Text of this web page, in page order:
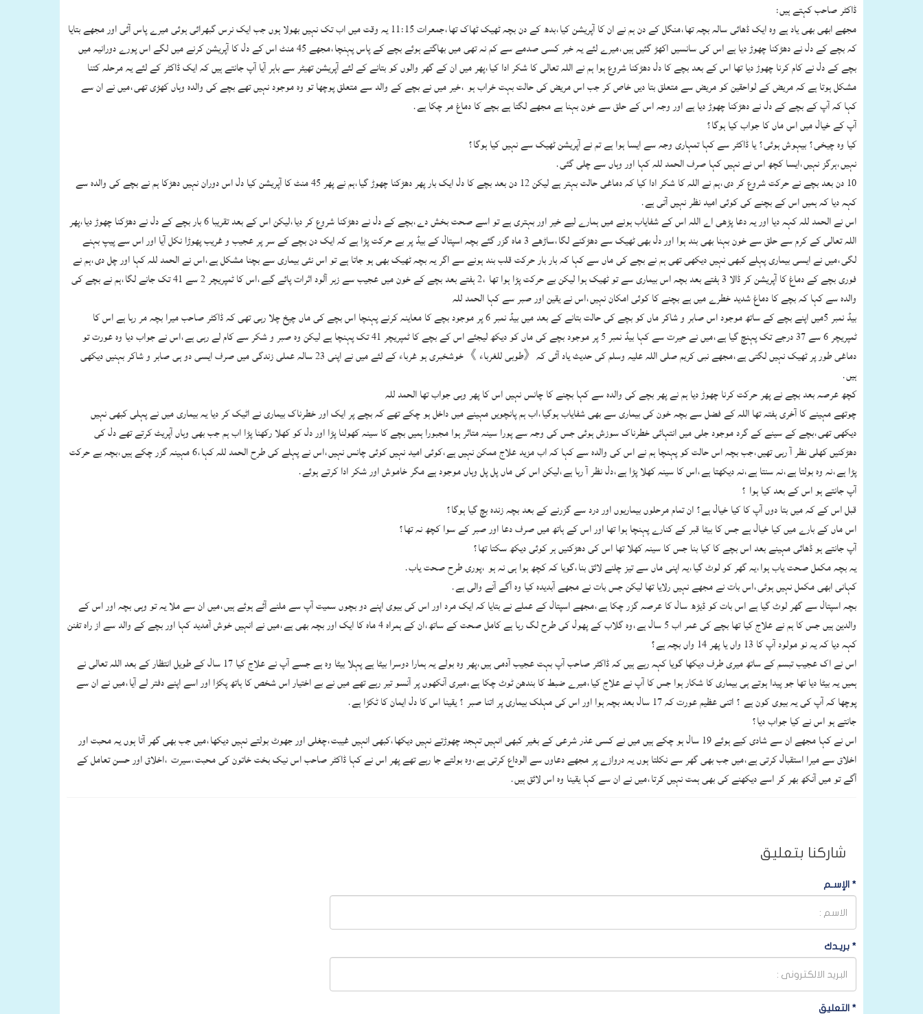
ڈاکٹر صاحب کہتے ہیں:
مجھے ابھی بھی یاد ہے وہ ایک ڈھائی سالہ بچہ تھا،منگل کے دن ہم نے ان کا آپریشن کیا،بدھ کے دن بچہ ٹھیک ٹھاک تھا،جمعرات 11:15 یہ وقت میں اب تک نہیں بھولا ہوں جب ایک نرس گبھرائی ہوئی میرے پاس آئی اور مجھے بتایا
کہ بچے کے دل نے دھڑکنا چھوڑ دیا ہے اس کی سانسیں اکھڑ گئیں ہیں،میرے لئے یہ خبر کسی صدمے سے کم نہ تھی میں بھاگتے ہوئے بچے کے پاس پہنچا،مجھے 45 منٹ اس کے دل کا آپریشن کرنے میں لگے اس پورے دورانیہ میں
بچے کے دل نے کام کرنا چھوڑ دیا تھا اس کے بعد بچے کا دل دھڑکنا شروع ہوا ہم نے اللہ تعالی کا شکر ادا کیا،پھر میں ان کے گھر والوں کو بتانے کے لئے آپریشن تھیٹر سے باہر آیا آپ جانتے ہیں کہ ایک ڈاکٹر کے لئے یہ مرحلہ کتنا
مشکل ہوتا ہے کہ مریض کے لواحقین کو مریض سے متعلق بتا دیں خاص کر جب اس مریض کی حالت بہت خراب ہو ،خیر میں نے بچے کے والد سے متعلق پوچھا تو وہ موجود نہیں تھے بچے کی والدہ وہاں کھڑی تھی،میں نے ان سے
کہا کہ آپ کے بچے کے دل نے دھڑکنا چھوڑ دیا ہے اور وجہ اس کے حلق سے خون بہنا ہے مجھے لگتا ہے بچے کا دماغ مر چکا ہے.
آپ کے خیال میں اس ماں کا جواب کیا ہوگا؟
کیا وہ چیخی؟ بیہوش ہوئی؟ یا ڈاکٹر سے کہا تمہاری وجہ سے ایسا ہوا ہے تم نے آپریشن ٹھیک سے نہیں کیا ہوگا؟
نہیں،ہرگز نہیں،ایسا کچھ اس نے نہیں کہا صرف الحمد للہ کہا اور وہاں سے چلی گئی.
10 دن بعد بچے نے حرکت شروع کر دی،ہم نے اللہ کا شکر ادا کیا کہ دماغی حالت بہتر ہے لیکن 12 دن بعد بچے کا دل ایک بار پھر دھڑکنا چھوڑ گیا،ہم نے پھر 45 منٹ کا آپریشن کیا دل اس دوران نہیں دھڑکا ہم نے بچے کی والدہ سے
کہہ دیا کہ ہمیں اس کے بچنے کی کوئی امید نظر نہیں آتی ہے.
اس نے الحمد للہ کہہ دیا اور یہ دعا پڑھی اے اللہ اس کے شفایاب ہونے میں ہمارے لیے خیر اور بہتری ہے تو اسے صحت بخش دے،بچے کے دل نے دھڑکنا شروع کر دیا،لیکن اس کے بعد تقریبا 6 بار بچے کے دل نے دھڑکنا چھوڑ دیا،پھر
اللہ تعالی کے کرم سے حلق سے خون بہنا بھی بند ہوا اور دل بھی ٹھیک سے دھڑکنے لگا،ساڑھے 3 ماہ گزر گئے بچہ اسپتال کے بیڈ پر بے حرکت پڑا ہے کہ ایک دن بچے کے سر پر عجیب و غریب پھوڑا نکل آیا اور اس سے پیپ بہنے
لگی،میں نے ایسی بیماری پہلے کبھی نہیں دیکھی تھی ہم نے بچے کی ماں سے کہا کہ بار بار حرکت قلب بند ہونے سے اگر یہ بچہ ٹھیک بھی ہو جاتا ہے تو اس نئی بیماری سے بچنا مشکل ہے،اس نے الحمد للہ کہا اور چل دی،ہم نے
فوری بچے کے دماغ کا آپریشن کر ڈالا 3 ہفتے بعد بچہ اس بیماری سے تو ٹھیک ہوا لیکن بے حرکت پڑا ہوا تھا ،2 ہفتے بعد بچے کے خون میں عجیب سے زہر آلود اثرات پائے گیے،اس کا ٹمپریچر 2 سے 41 تک جانے لگا،ہم نے بچے کی
والدہ سے کہا کہ بچے کا دماغ شدید خطرے میں ہے بچنے کا کوئی امکان نہیں،اس نے یقین اور صبر سے کہا الحمد للہ
بیڈ نمبر 5میں اپنے بچے کے ساتھ موجود اس صابر و شاکر ماں کو بچے کی حالت بتانے کے بعد میں بیڈ نمبر 6 پر موجود بچے کا معاینہ کرنے پہنچا اس بچے کی ماں چیخ چلا رہی تھی کہ ڈاکٹر صاحب میرا بچہ مر رہا ہے اس کا
ٹمپریچر 6 سے 37 درجے تک پہنچ گیا ہے،میں نے حیرت سے کہا بیڈ نمبر 5 پر موجود بچے کی ماں کو دیکھ لیجئے اس کے بچے کا ٹمپریچر 41 تک پہنچا ہے لیکن وہ صبر و شکر سے کام لے رہی ہے،اس نے جواب دیا وہ عورت تو
دماغی طور پر ٹھیک نہیں لگتی ہے،مجھے نبی کریم صلی اللہ علیہ وسلم کی حدیث یاد آئی کہ《طوبى للغرباء 》خوشخبری ہو غرباء کے لئے میں نے اپنی 23 سالہ عملی زندگی میں صرف ایسی دو ہی صابر و شاکر بہنیں دیکھی
ہیں.
کچھ عرصہ بعد بچے نے پھر حرکت کرنا چھوڑ دیا ہم نے پھر بچے کی والدہ سے کہا بچنے کا چانس نہیں اس کا پھر وہی جواب تھا الحمد للہ
چوتھے مہینے کا آخری ہفتہ تھا اللہ کے فضل سے بچہ خون کی بیماری سے بھی شفایاب ہوگیا،اب ہم پانچویں مہینے میں داخل ہو چکے تھے کہ بچے پر ایک اور خطرناک بیماری نے اٹیک کر دیا یہ بیماری میں نے پہلی کبھی نہیں
دیکھی تھی،بچے کے سینے کے گرد موجود جلی میں انتہائی خطرناک سوزش ہوئی جس کی وجہ سے پورا سینہ متاثر ہوا مجبورا ہمیں بچے کا سینہ کھولنا پڑا اور دل کو کھلا رکھنا پڑا اب ہم جب بھی وہاں آپریٹ کرتے تھے دل کی
دھڑکنیں کھلی نظر آ رہی تھیں،جب بچہ اس حالت کو پہنچا ہم نے اس کی والدہ سے کہا کہ اب مزید علاج ممکن نہیں ہے،کوئی امید نہیں کوئی چانس نہیں،اس نے پہلے کی طرح الحمد للہ کہا،6 مہینہ گزر چکے ہیں،بچہ بے حرکت
پڑا ہے،نہ وہ بولتا ہے،نہ سنتا ہے،نہ دیکھتا ہے،اس کا سینہ کھلا پڑا ہے،دل نظر آ رہا ہے،لیکن اس کی ماں پل پل وہاں موجود ہے مگر خاموش اور شکر ادا کرتے ہوئے.
آپ جانتے ہو اس کے بعد کیا ہوا ؟
قبل اس کے کہ میں بتا دوں آپ کا کیا خیال ہے؟ ان تمام مرحلوں بیماریوں اور درد سے گزرنے کے بعد بچہ زندہ بچ گیا ہوگا؟
اس ماں کے بارے میں کیا خیال ہے جس کا بیٹا قبر کے کنارے پہنچا ہوا تھا اور اس کے ہاتھ میں صرف دعا اور صبر کے سوا کچھ نہ تھا؟
آپ جانتے ہو ڈھائی مہینے بعد اس بچے کا کیا بنا جس کا سینہ کھلا تھا اس کی دھڑکنیں ہر کوئی دیکھ سکتا تھا؟
یہ بچہ مکمل صحت یاب ہوا،یہ گھر کو لوٹ گیا،یہ اپنی ماں سے تیز چلنے لائق بنا،گویا کہ کچھ ہوا ہی نہ ہو ،پوری طرح صحت یاب.
کہانی ابھی مکمل نہیں ہوئی،اس بات نے مجھے نہیں رلایا تھا لیکن جس بات نے مجھے آبدیدہ کیا وہ آگے آنے والی ہے.
بچہ اسپتال سے گھر لوٹ گیا ہے اس بات کو ڈیڑھ سال کا عرصہ گزر چکا ہے،مجھے اسپتال کے عملے نے بتایا کہ ایک مرد اور اس کی بیوی اپنے دو بچوں سمیت آپ سے ملنے آئے ہوئے ہیں،میں ان سے ملا یہ تو وہی بچہ اور اس کے
والدین ہیں جس کا ہم نے علاج کیا تھا بچے کی عمر اب 5 سال ہے،وہ گلاب کے پھول کی طرح لگ رہا ہے کامل صحت کے ساتھ،ان کے ہمراہ 4 ماہ کا ایک اور بچہ بھی ہے،میں نے انہیں خوش آمدید کہا اور بچے کے والد سے از راہ تفنن
کہہ دیا کہ یہ نو مولود آپ کا 13 واں یا پھر 14 واں بچہ ہے؟
اس نے اک عجیب تبسم کے ساتھ میری طرف دیکھا گویا کہہ رہے ہیں کہ ڈاکٹر صاحب آپ بہت عجیب آدمی ہیں،پھر وہ بولے یہ ہمارا دوسرا بیٹا ہے پہلا بیٹا وہ ہے جسے آپ نے علاج کیا 17 سال کے طویل انتظار کے بعد اللہ تعالی نے
ہمیں یہ بیٹا دیا تھا جو پیدا ہوتے ہی بیماری کا شکار ہوا جس کا آپ نے علاج کیا،میرے ضبط کا بندھن ٹوٹ چکا ہے،میری آنکھوں پر آنسو تیر رہے تھے میں نے بے اختیار اس شخص کا ہاتھ پکڑا اور اسے اپنے دفتر لے آیا،میں نے ان سے
پوچھا کہ آپ کی یہ بیوی کون ہے ؟ اتنی عظیم عورت کہ 17 سال بعد بچہ ہوا اور اس کی مہلک بیماری پر اتنا صبر ؟ یقینا اس کا دل ایمان کا ٹکڑا ہے.
جانتے ہو اس نے کیا جواب دیا؟
اس نے کہا مجھے ان سے شادی کیے ہوئے 19 سال ہو چکے ہیں میں نے کسی عذر شرعی کے بغیر کبھی انہیں تہجد چھوڑتے نہیں دیکھا،کبھی انہیں غیبت،چغلی اور جھوٹ بولتے نہیں دیکھا،میں جب بھی گھر آتا ہوں یہ محبت اور
اخلاق سے میرا استقبال کرتی ہے،میں جب بھی گھر سے نکلتا ہوں یہ دروازے پر مجھے دعاوں سے الوداع کرتی ہے،وہ بولتے جا رہے تھے پھر اس نے کہا ڈاکٹر صاحب اس نیک بخت خاتون کی محبت،سیرت ،اخلاق اور حسن تعامل کے
آگے تو میں آنکھ بھر کر اسے دیکھنے کی بھی ہمت نہیں کرتا،میں نے ان سے کہا یقینا وہ اس لائق ہیں.
شاركنا بتعليق
* الإسـم
* بريـدك
* التعليق